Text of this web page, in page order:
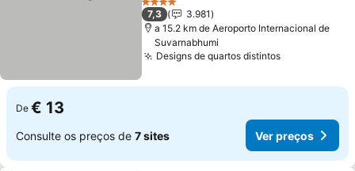
4 Estrelas
7,3
3.981
a 15.2 km de Aeroporto Internacional de
Suvarnabhumi
Designs de quartos distintos
De € 13
Consulte os preços de 7 sites Ver preços